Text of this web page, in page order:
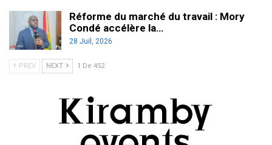
Réforme du marché du travail : Mory
Condé accélère la…
28 Juil, 2026
PREV NEXT 1 De 452